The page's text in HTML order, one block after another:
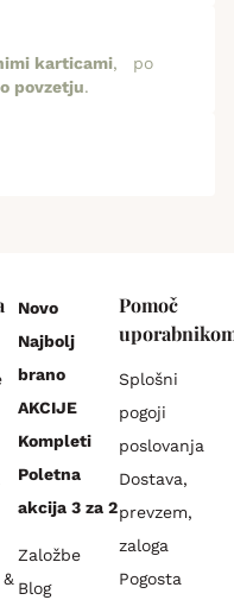
karticami, po
povzetju.
Novo
Najbolj
brano
AKCIJE
Kompleti
Poletna
akcija 3 za 2
Založbe
Blog
Pomoč
Splošni
pogoji
poslovanja
Dostava,
prevzem,
zaloga
Pogosta